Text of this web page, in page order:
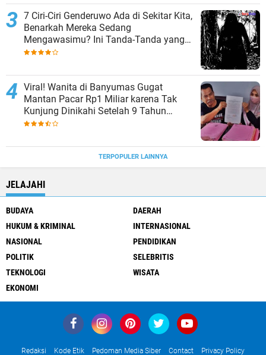
7 Ciri-Ciri Genderuwo Ada di Sekitar Kita,
Benarkah Mereka Sedang
Mengawasimu? Ini Tanda-Tanda yang
Sering Diabaikan
Viral! Wanita di Banyumas Gugat
Mantan Pacar Rp1 Miliar karena Tak
Kunjung Dinikahi Setelah 9 Tahun
Berpacaran
TERPOPULER LAINNYA
JELAJAHI
BUDAYA
DAERAH
HUKUM & KRIMINAL
INTERNASIONAL
NASIONAL
PENDIDIKAN
POLITIK
SELEBRITIS
TEKNOLOGI
WISATA
EKONOMI
Redaksi Kode Etik Pedoman Media Siber Contact Privacy Policy